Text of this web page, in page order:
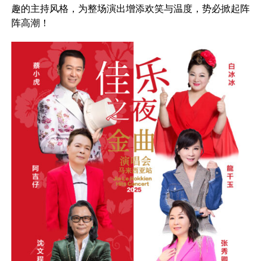
趣的主持风格，为整场演出增添欢笑与温度，势必掀起阵
阵⾼潮！